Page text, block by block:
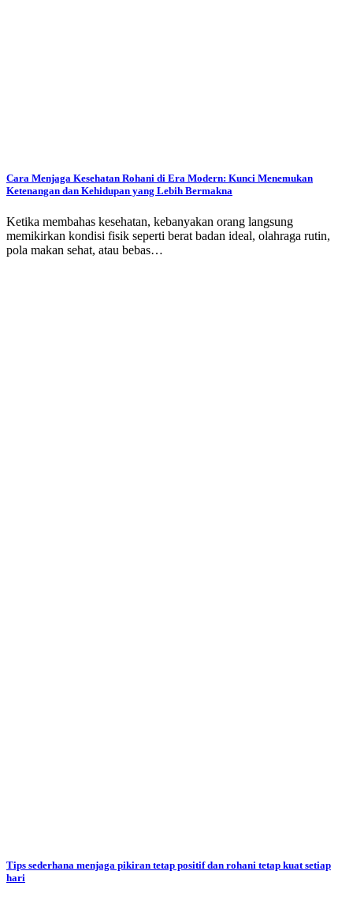
Cara Menjaga Kesehatan Rohani di Era Modern: Kunci Menemukan
Ketenangan dan Kehidupan yang Lebih Bermakna
Ketika membahas kesehatan, kebanyakan orang langsung
memikirkan kondisi fisik seperti berat badan ideal, olahraga rutin,
pola makan sehat, atau bebas…
Tips sederhana menjaga pikiran tetap positif dan rohani tetap kuat setiap
hari